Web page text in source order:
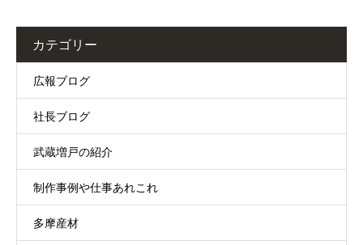
カテゴリー
広報ブログ
社長ブログ
武蔵増戸の紹介
制作事例や仕事あれこれ
多摩産材